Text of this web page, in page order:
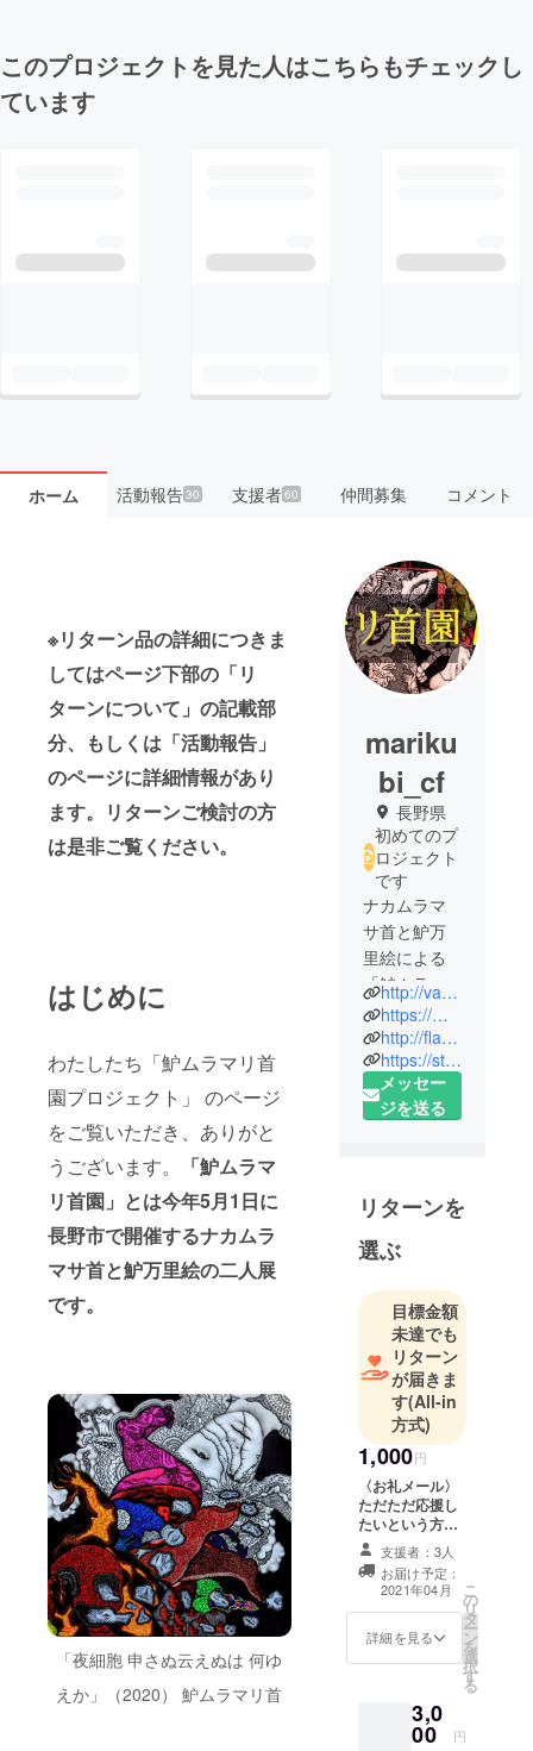
このプロジェクトを見た人はこちらもチェックし
ています
ホーム 活動報告30 支援者60 仲間募集 コメント
※リターン品の詳細につきま
してはページ下部の「リ
ターンについて」の記載部
分、もしくは「活動報告」
のページに詳細情報があり
ます。リターンご検討の方
は是非ご覧ください。
はじめに
わたしたち「魲ムラマリ首
園プロジェクト」 のページ
をご覧いただき、ありがと
うございます。
「魲ムラマ
リ首園」とは今年5月1日に
長野市で開催するナカムラ
マサ首と魲万里絵の二人展
です。
「夜細胞 申さぬ云えぬは 何ゆ
えか」（2020） 魲ムラマリ首
mariku
bi_cf
長野県
初めてのプ
ロジェクト
です
ナカムラマ
サ首と魲万
里絵による
「魲ムラマ
リ首」の二
人展のアカ
ウントで
す。
22日（土）
まで「魲ム
ラマリ首
市のFLAT
FILE SLASH
で開催する
にあたり、
さまざまな
プロジェク
トを実施す
るためにク
ラウドファ
ンディング
をすること
にしまし
た。
皆さんにご
支援いただ
んばりま
http://variantvox.parasite.jp/
https://mariesuzuki.jimdosite.com/
http://flatfileslash.com/
https://studio-ikki.asagaya3349.com/
メッセー
ジを送る
リターンを
選ぶ
目標金額
未達でも
リターン
が届きま
す(All-in
方式)
1,000円
〈お礼メール〉
ただただ応援し
たいという方に
はこちらにご支
援いただけたら
ナカムラと魲に
よるお礼の言葉
をメールで送信
させていただき
メールにてお送
りします）
支援者：3人
お届け予定：
2021年04月
詳細を見る
こ
の
リ
タ
ー
ン
を
選
択
す
る
3,0
00 円